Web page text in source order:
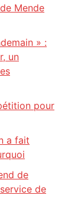
Mende
» :
un
pour
a fait
de
de